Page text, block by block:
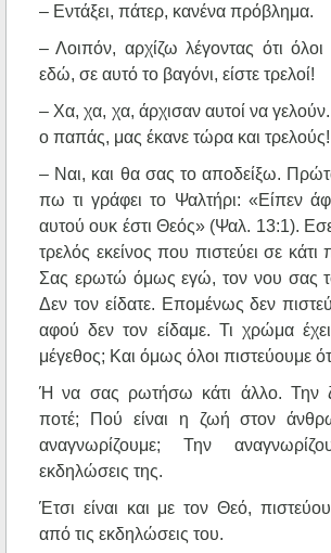
– Εντάξει, πάτερ, κανένα πρόβλημα.
– Λοιπόν, αρχίζω λέγοντας ότι
εδώ, σε αυτό το βαγόνι, είστε τρελοί!
– Χα, χα, χα, άρχισαν αυτοί να γελούν.
ο παπάς, μας έκανε τώρα και τρελούς!
– Ναι, και θα σας το αποδείξω.
πω τι γράφει το Ψαλτήρι: «Είπεν
αυτού ουκ έστι Θεός» (Ψαλ. 13:1).
τρελός εκείνος που πιστεύει σε κάτι
Σας ερωτώ όμως εγώ, τον νου σας
Δεν τον είδατε. Επομένως δεν
αφού δεν τον είδαμε. Τι χρώμα
μέγεθος; Kαι όμως όλοι πιστεύουμε
Ή να σας ρωτήσω κάτι άλλο. Την
ποτέ; Πού είναι η ζωή στον
αναγνωρίζουμε; Την
εκδηλώσεις της.
Έτσι είναι και με τον Θεό,
από τις εκδηλώσεις του.